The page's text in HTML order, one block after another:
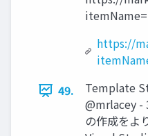
https://
49.
Template
@mrlacey -
の作成をよ